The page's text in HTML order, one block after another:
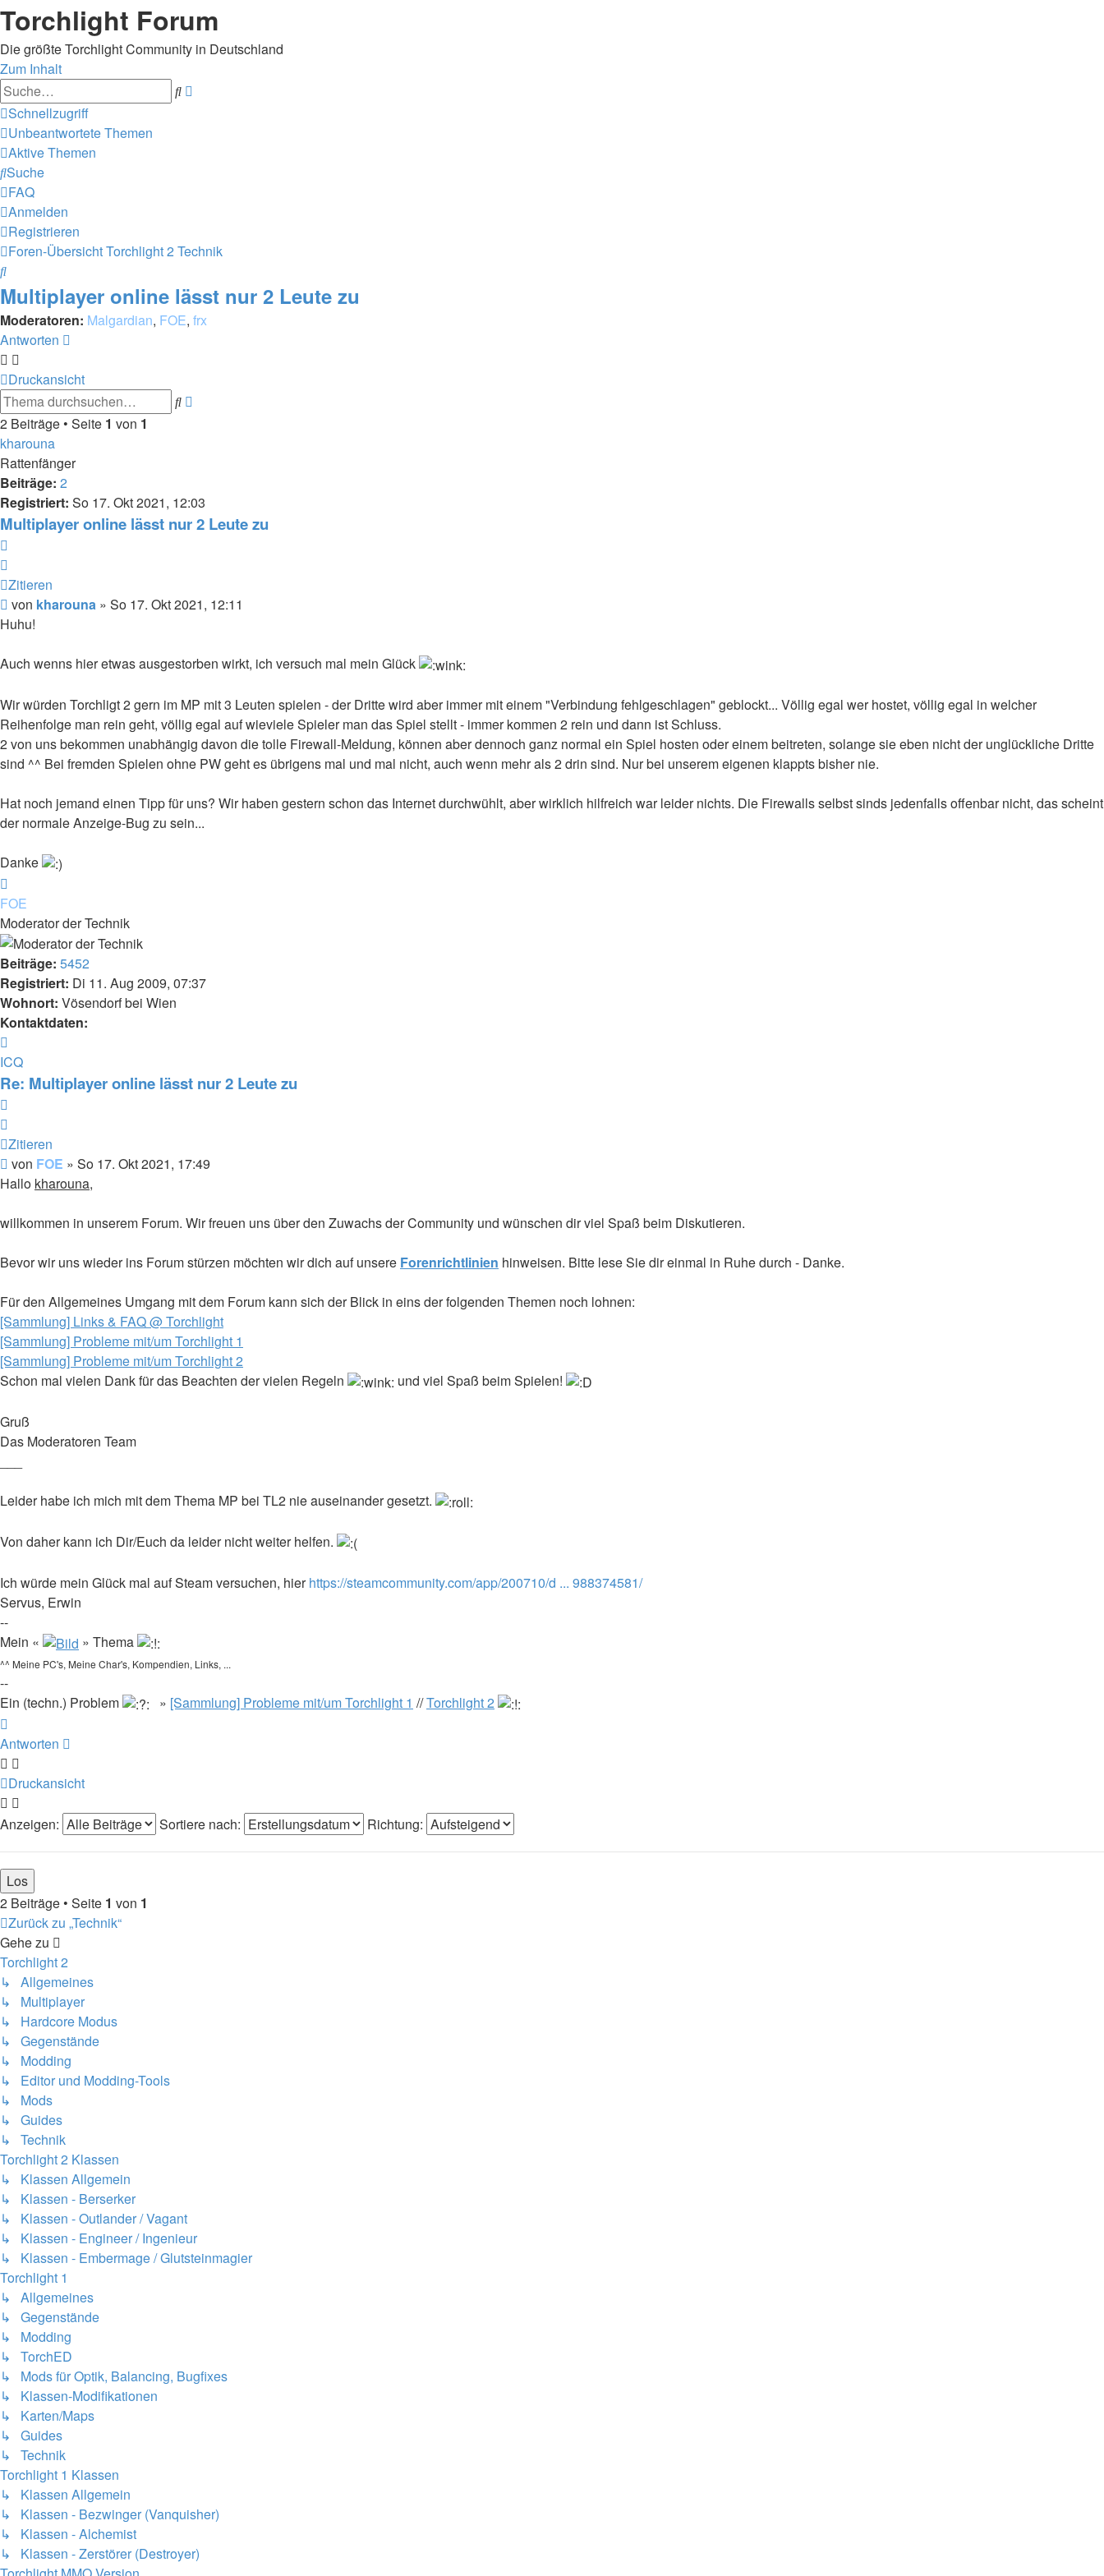
Torchlight Forum
Die größte Torchlight Community in Deutschland
Zum Inhalt
Suche
Schnellzugriff
Unbeantwortete Themen
Aktive Themen
Suche
FAQ
Anmelden
Registrieren
Foren-ÜbersichtTorchlight 2 Technik
Suche
Multiplayer online lässt nur 2 Leute zu
Moderatoren: Malgardian, FOE, frx
Antworten
Druckansicht
Suche
2 Beiträge • Seite 1 von 1
kharouna
Rattenfänger
Beiträge: 2
Registriert: So 17. Okt 2021, 12:03
Multiplayer online lässt nur 2 Leute zu
Zitieren
Beitrag
von kharouna » So 17. Okt 2021, 12:11
Huhu!
Auch wenns hier etwas ausgestorben wirkt, ich versuch mal mein Glück
Wir würden Torchligt 2 gern im MP mit 3 Leuten spielen - der Dritte wird aber immer mit einem "Verbindung fehlgeschlagen" geblockt... Völlig egal wer hostet, völlig egal in welcher
Reihenfolge man rein geht, völlig egal auf wieviele Spieler man das Spiel stellt - immer kommen 2 rein und dann ist Schluss.
2 von uns bekommen unabhängig davon die tolle Firewall-Meldung, können aber dennoch ganz normal ein Spiel hosten oder einem beitreten, solange sie eben nicht der unglückliche Dritte
sind ^^ Bei fremden Spielen ohne PW geht es übrigens mal und mal nicht, auch wenn mehr als 2 drin sind. Nur bei unserem eigenen klappts bisher nie.
Hat noch jemand einen Tipp für uns? Wir haben gestern schon das Internet durchwühlt, aber wirklich hilfreich war leider nichts. Die Firewalls selbst sinds jedenfalls offenbar nicht, das scheint
der normale Anzeige-Bug zu sein...
Danke
oben
FOE
Moderator der Technik
Beiträge: 5452
Registriert: Di 11. Aug 2009, 07:37
Wohnort: Vösendorf bei Wien
Kontaktdaten:
von
FOE
ICQ
Re: Multiplayer online lässt nur 2 Leute zu
Zitieren
Beitrag
von FOE » So 17. Okt 2021, 17:49
Hallo kharouna,
willkommen in unserem Forum. Wir freuen uns über den Zuwachs der Community und wünschen dir viel Spaß beim Diskutieren.
Bevor wir uns wieder ins Forum stürzen möchten wir dich auf unsere Forenrichtlinien hinweisen. Bitte lese Sie dir einmal in Ruhe durch - Danke.
Für den Allgemeines Umgang mit dem Forum kann sich der Blick in eins der folgenden Themen noch lohnen:
[Sammlung] Links & FAQ @ Torchlight
[Sammlung] Probleme mit/um Torchlight 1
[Sammlung] Probleme mit/um Torchlight 2
Schon mal vielen Dank für das Beachten der vielen Regeln
und viel Spaß beim Spielen!
Gruß
Das Moderatoren Team
Leider habe ich mich mit dem Thema MP bei TL2 nie auseinander gesetzt.
Von daher kann ich Dir/Euch da leider nicht weiter helfen.
Ich würde mein Glück mal auf Steam versuchen, hierhttps://steamcommunity.com/app/200710/d ... 988374581/
Servus, Erwin
--
Mein «
» Thema
^^ Meine PC's, Meine Char's, Kompendien, Links, ...
--
Ein (techn.) Problem
» [Sammlung] Probleme mit/um Torchlight 1 //Torchlight 2
oben
Antworten
Druckansicht
Anzeigen: Sortiere nach: Richtung:
2 Beiträge • Seite 1 von 1
Zurück zu „Technik“
Gehe zu
Torchlight 2
↳ Allgemeines
↳ Multiplayer
↳ Hardcore Modus
↳ Gegenstände
↳ Modding
↳ Editor und Modding-Tools
↳ Mods
↳ Guides
↳ Technik
Torchlight 2 Klassen
↳ Klassen Allgemein
↳ Klassen - Berserker
↳ Klassen - Outlander / Vagant
↳ Klassen - Engineer / Ingenieur
↳ Klassen - Embermage / Glutsteinmagier
Torchlight 1
↳ Allgemeines
↳ Gegenstände
↳ Modding
↳ TorchED
↳ Mods für Optik, Balancing, Bugfixes
↳ Klassen-Modifikationen
↳ Karten/Maps
↳ Guides
↳ Technik
Torchlight 1 Klassen
↳ Klassen Allgemein
↳ Klassen - Bezwinger (Vanquisher)
↳ Klassen - Alchemist
↳ Klassen - Zerstörer (Destroyer)